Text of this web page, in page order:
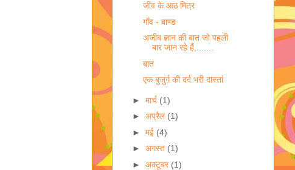
जीव के आठ मित्र
गाँव - बाण्ड
अजीब ज्ञान की बात जो पहली
बार जान रहे हैं,.......
बात
एक बुजुर्ग की दर्द भरी दास्तां
► मार्च (1)
► अप्रैल (1)
► मई (4)
► अगस्त (1)
► अक्टूबर (1)